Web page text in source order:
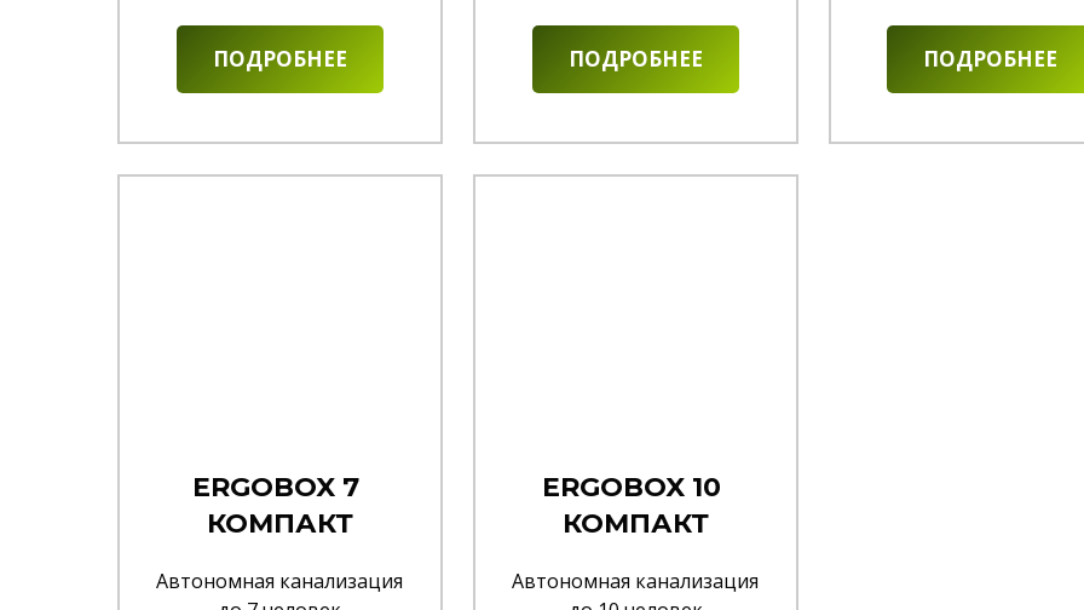
ПОДРОБНЕЕ ПОДРОБНЕЕ ПОДРОБНЕЕ
ERGOBOX 7
КОМПАКТ
Автономная канализация
ERGOBOX 10
КОМПАКТ
Автономная канализация